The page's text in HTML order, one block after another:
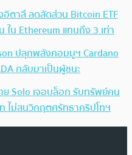
ตาลี ลดสัดส่วน Bitcoin ETF
น Ethereum แทนถึง 3 เท่า
ปลุกพลังคอมมูฯ Cardano
กลับมาเป็นผู้ชนะ
Solo เจอบล็อก รับทรัพย์คน
ไม่สนวิกฤตศรัทธาคริปโทฯ